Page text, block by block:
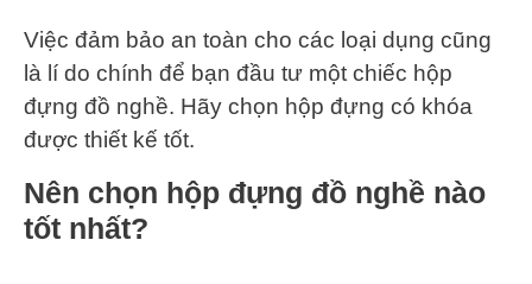
Việc đảm bảo an toàn cho các loại dụng cũng
là lí do chính để bạn đầu tư một chiếc hộp
đựng đồ nghề. Hãy chọn hộp đựng có khóa
được thiết kế tốt.
Nên chọn hộp đựng đồ nghề nào
tốt nhất?